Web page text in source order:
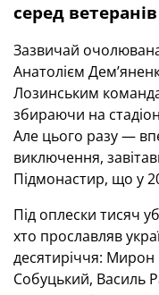
серед
Зазвичай
Анатолієм
Лозинським
збираючи на
Але цього разу —
виключення,
Підмонастир, що у
Під оплески тисяч
хто прославляв
десятиріччя: Мирон
Собуцький, Василь